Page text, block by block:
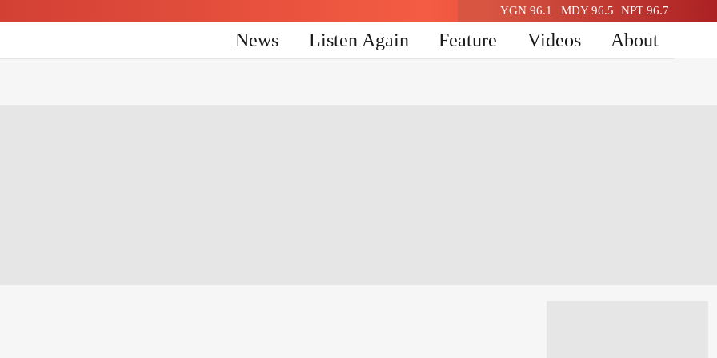
YGN 96.1 MDY 96.5 NPT 96.7
News Listen Again Feature Videos About